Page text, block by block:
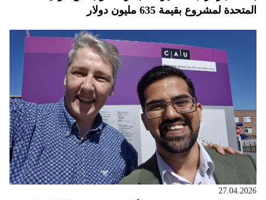
المتحدة لمشروع بقيمة 635 مليون دولار
27.04.2026